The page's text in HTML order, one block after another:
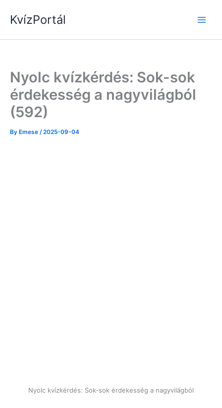
KvízPortál
Nyolc kvízkérdés: Sok-sok
érdekesség a nagyvilágból
(592)
By Emese /2025-09-04
Nyolc kvízkérdés: Sok-sok érdekesség a nagyvilágból